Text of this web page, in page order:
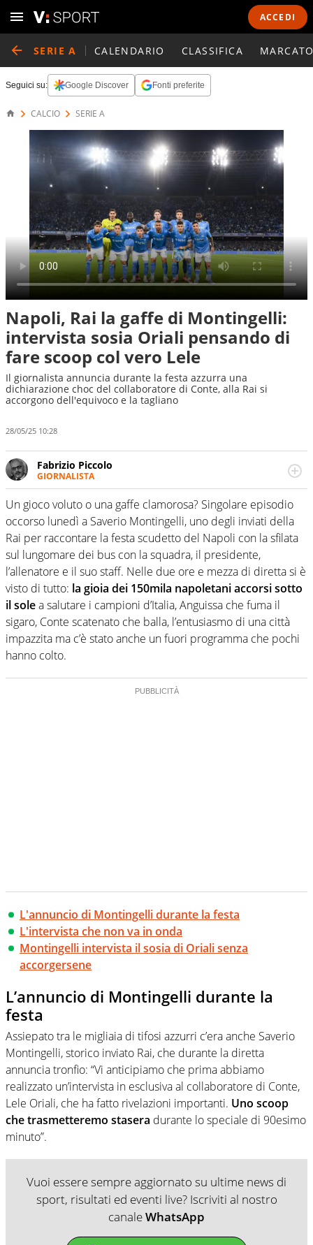
ACCEDI
SERIE A CALENDARIO CLASSIFICA
Seguici su: Google Discover Fonti preferite
CALCIO SERIE A
Napoli, Rai la gaffe di Montingelli:
intervista sosia Oriali pensando di
fare scoop col vero Lele
Il giornalista annuncia durante la festa azzurra una
dichiarazione choc del collaboratore di Conte, alla Rai si
accorgono dell'equivoco e la tagliano
28/05/25 10:28
Fabrizio Piccolo
GIORNALISTA
Nella sua carriera ha seguito numerose manifestazioni
sportive e collaborato con agenzie e testate. Esperienza,
competenza, conoscenza e memoria storica. Si occupa
prevalentemente di calcio
Un gioco voluto o una gaffe clamorosa? Singolare episodio
occorso lunedì a Saverio Montingelli, uno degli inviati della
Rai per raccontare la festa scudetto del Napoli con la sfilata
sul lungomare dei bus con la squadra, il presidente,
l’allenatore e il suo staff. Nelle due ore e mezza di diretta si è
visto di tutto: la gioia dei 150mila napoletani accorsi sotto
il solea salutare i campioni d’Italia, Anguissa che fuma il
sigaro, Conte scatenato che balla, l’entusiasmo di una città
impazzita ma c’è stato anche un fuori programma che pochi
hanno colto.
L'annuncio di Montingelli durante la festa
L'intervista che non va in onda
Montingelli intervista il sosia di Oriali senza
accorgersene
L’annuncio di Montingelli durante la
festa
Assiepato tra le migliaia di tifosi azzurri c’era anche Saverio
Montingelli, storico inviato Rai, che durante la diretta
annuncia tronfio: “Vi anticipiamo che prima abbiamo
realizzato un’intervista in esclusiva al collaboratore di Conte,
Lele Oriali, che ha fatto rivelazioni importanti. Uno scoop
che trasmetteremo stasera durante lo speciale di 90esimo
minuto”.
Vuoi essere sempre aggiornato su ultime news di
sport, risultati ed eventi live? Iscriviti al nostro
canaleWhatsApp